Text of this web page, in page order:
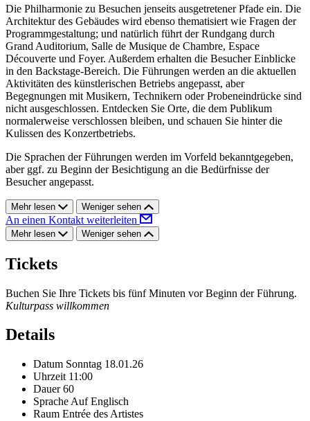
Die Philharmonie zu Besuchen jenseits ausgetretener Pfade ein. Die
Architektur des Gebäudes wird ebenso thematisiert wie Fragen der
Programmgestaltung; und natürlich führt der Rundgang durch
Grand Auditorium, Salle de Musique de Chambre, Espace
Découverte und Foyer. Außerdem erhalten die Besucher Einblicke
in den Backstage-Bereich. Die Führungen werden an die aktuellen
Aktivitäten des künstlerischen Betriebs angepasst, aber
Begegnungen mit Musikern, Technikern oder Probeneindrücke sind
nicht ausgeschlossen. Entdecken Sie Orte, die dem Publikum
normalerweise verschlossen bleiben, und schauen Sie hinter die
Kulissen des Konzertbetriebs.
Die Sprachen der Führungen werden im Vorfeld bekanntgegeben,
aber ggf. zu Beginn der Besichtigung an die Bedürfnisse der
Besucher angepasst.
Mehr lesen Weniger sehen
An einen Kontakt weiterleiten
Mehr lesen Weniger sehen
Tickets
Buchen Sie Ihre Tickets bis fünf Minuten vor Beginn der Führung.
Kulturpass willkommen
Details
Datum Sonntag 18.01.26
Uhrzeit 11:00
Dauer 60
Sprache Auf Englisch
Raum Entrée des Artistes